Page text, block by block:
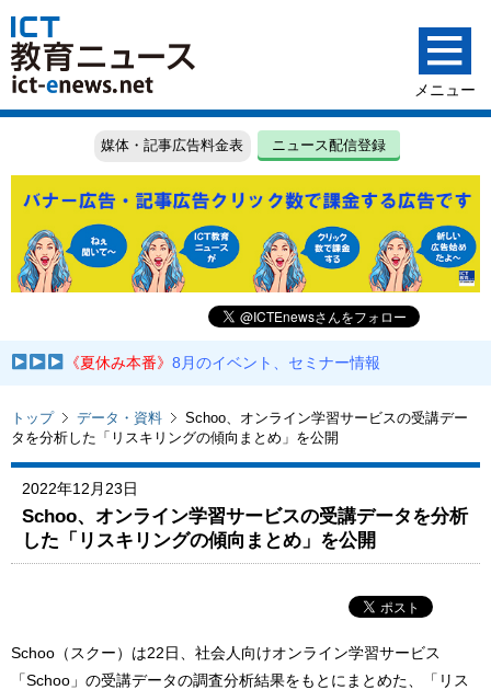
媒体・記事広告料金表 ニュース配信登録
《夏休み本番》8月のイベント、セミナー情報
トップ データ・資料
Schoo、オンライン学習サービスの受講デー
タを分析した「リスキリングの傾向まとめ」を公開
2022年12月23日
Schoo、オンライン学習サービスの受講データを分析
した「リスキリングの傾向まとめ」を公開
Schoo（スクー）は22日、社会人向けオンライン学習サービス
「Schoo」の受講データの調査分析結果をもとにまとめた、「リス